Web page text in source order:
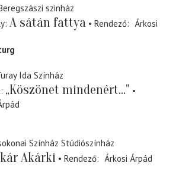
szinház
A sátán fattya Rendező
Árkosi
Ida Színház
„Köszönet mindenért..."
Színház Stúdiószínház
Akárki Rendező
Árkosi Árpád